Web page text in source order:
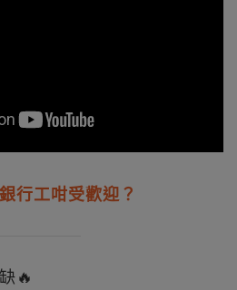
行工咁受歡迎？
🔥